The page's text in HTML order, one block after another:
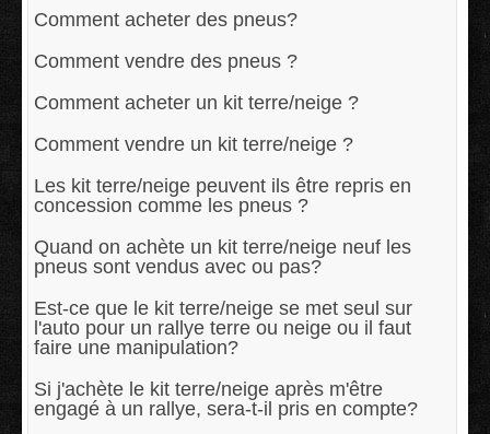
Comment acheter des pneus?
Comment vendre des pneus ?
Comment acheter un kit terre/neige ?
Comment vendre un kit terre/neige ?
Les kit terre/neige peuvent ils être repris en
concession comme les pneus ?
Quand on achète un kit terre/neige neuf les
pneus sont vendus avec ou pas?
Est-ce que le kit terre/neige se met seul sur
l'auto pour un rallye terre ou neige ou il faut
faire une manipulation?
Si j'achète le kit terre/neige après m'être
engagé à un rallye, sera-t-il pris en compte?